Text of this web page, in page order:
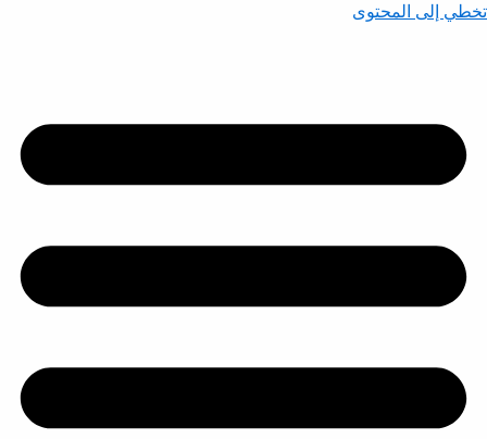
تخطي إلى المحتوى